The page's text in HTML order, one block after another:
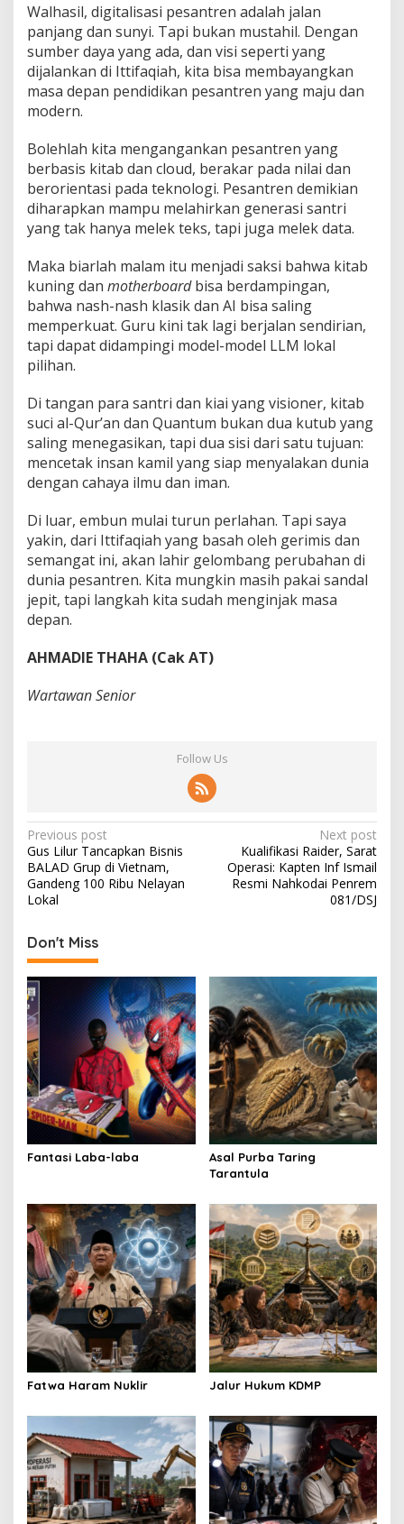
Walhasil, digitalisasi pesantren adalah jalan
panjang dan sunyi. Tapi bukan mustahil. Dengan
sumber daya yang ada, dan visi seperti yang
dijalankan di Ittifaqiah, kita bisa membayangkan
masa depan pendidikan pesantren yang maju dan
modern.
Bolehlah kita mengangankan pesantren yang
berbasis kitab dan cloud, berakar pada nilai dan
berorientasi pada teknologi. Pesantren demikian
diharapkan mampu melahirkan generasi santri
yang tak hanya melek teks, tapi juga melek data.
Maka biarlah malam itu menjadi saksi bahwa kitab
kuning dan motherboardbisa berdampingan,
bahwa nash-nash klasik dan AI bisa saling
memperkuat. Guru kini tak lagi berjalan sendirian,
tapi dapat didampingi model-model LLM lokal
pilihan.
Di tangan para santri dan kiai yang visioner, kitab
suci al-Qur’an dan Quantum bukan dua kutub yang
saling menegasikan, tapi dua sisi dari satu tujuan:
mencetak insan kamil yang siap menyalakan dunia
dengan cahaya ilmu dan iman.
Di luar, embun mulai turun perlahan. Tapi saya
yakin, dari Ittifaqiah yang basah oleh gerimis dan
semangat ini, akan lahir gelombang perubahan di
dunia pesantren. Kita mungkin masih pakai sandal
jepit, tapi langkah kita sudah menginjak masa
depan.
AHMADIE THAHA (Cak AT)
Wartawan Senior
Follow Us
P
o
s
t
n
a
v
i
g
a
t
i
o
n
Previous post
Gus Lilur Tancapkan Bisnis
BALAD Grup di Vietnam,
Gandeng 100 Ribu Nelayan
Lokal
Next post
Kualifikasi Raider, Sarat
Operasi: Kapten Inf Ismail
Resmi Nahkodai Penrem
081/DSJ
Don't Miss
Fantasi Laba-laba
Asal Purba Taring
Tarantula
Fatwa Haram Nuklir Jalur Hukum KDMP